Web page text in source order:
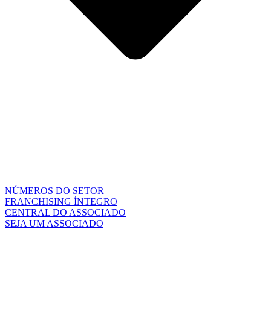
NÚMEROS DO SETOR
FRANCHISING ÍNTEGRO
CENTRAL DO ASSOCIADO
SEJA UM ASSOCIADO